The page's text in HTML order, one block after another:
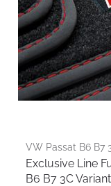
VW Passat B6 B7
Exclusive Line
B6 B7 3C